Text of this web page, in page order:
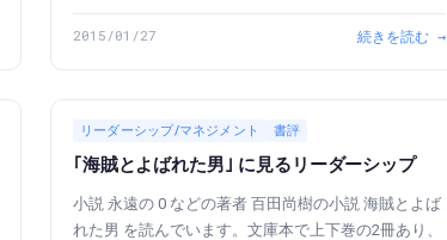
代の新しい働き方 posted with ヨメレバ 大...
2015/01/27 続きを読む →
リーダーシップ/マネジメント 書評
｢海賊とよばれた男｣ に見るリーダーシップ
小説 永遠の 0 などの著者 百田尚樹の小説 海賊とよば
れた男 を読んでいます。文庫本で上下巻の2冊あり、